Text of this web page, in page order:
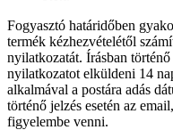
Fogyasztó határidőben
termék kézhezvételétől
nyilatkozatát. Írásban történő
nyilatkozatot elküldeni 14
alkalmával a postára adás
történő jelzés esetén az
figyelembe venni.